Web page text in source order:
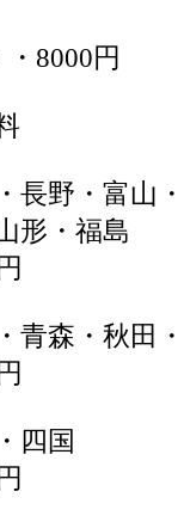
・8000円
長野・富山
形・福島
青森・秋田
四国